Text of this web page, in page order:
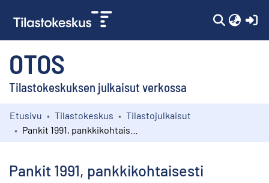
OTOS
Tilastokeskuksen julkaisut verkossa
Kokoelmat
Etusivu Tilastokeskus
Tilastojulkaisut
Pankit 1991, pankkikohtaisesti